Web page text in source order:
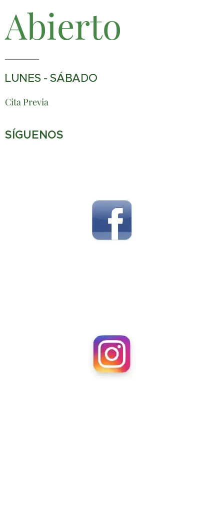
Abierto
LUNES - SÁBADO
Cita Previa
SÍGUENOS